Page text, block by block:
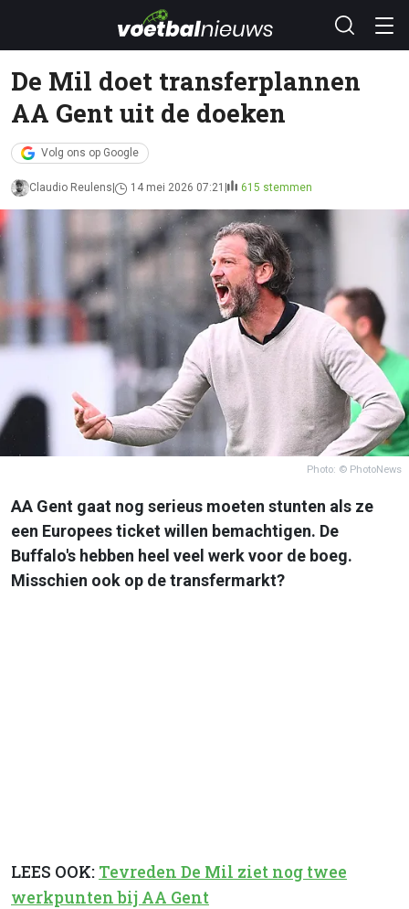
De Mil doet transferplannen
AA Gent uit de doeken
Volg ons op Google
Claudio Reulens 14 mei 2026 07:21 615 stemmen
Photo: © PhotoNews
AA Gent gaat nog serieus moeten stunten als ze
een Europees ticket willen bemachtigen. De
Buffalo's hebben heel veel werk voor de boeg.
Misschien ook op de transfermarkt?
LEES OOK: Tevreden De Mil ziet nog twee
werkpunten bij AA Gent